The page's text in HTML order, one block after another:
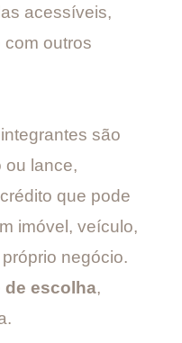
acessíveis,
com outros
são
ou lance,
que pode
imóvel, veículo,
negócio.
de escolha,